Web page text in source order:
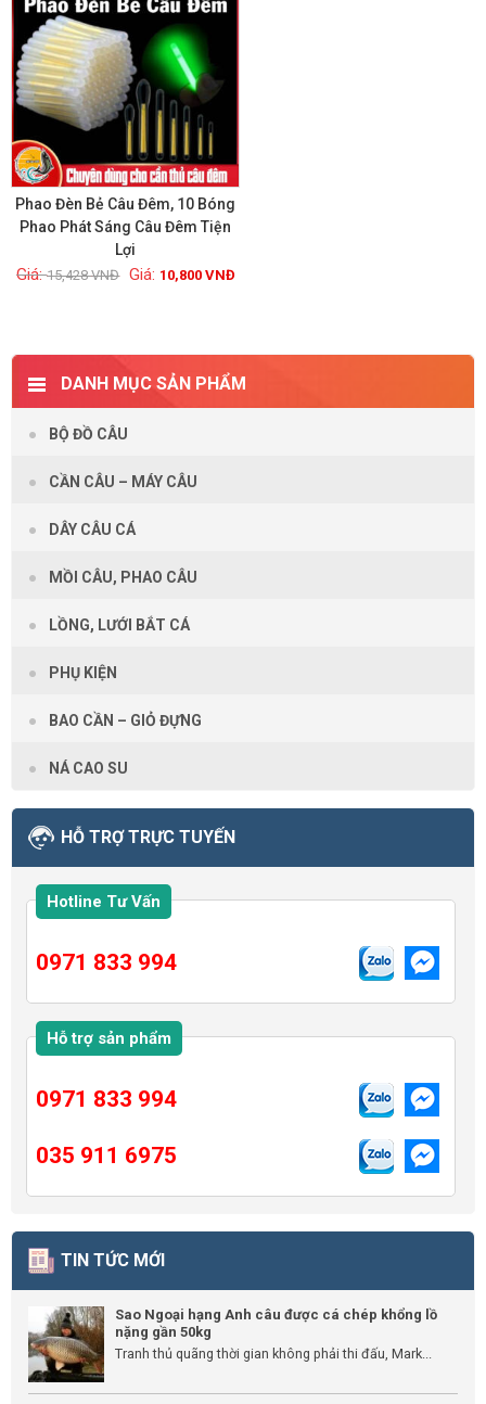
Xem chi tiết
Phao Đèn Bẻ Câu Đêm, 10 Bóng
Phao Phát Sáng Câu Đêm Tiện
Lợi
15,428VNĐ 10,800VNĐ
DANH MỤC SẢN PHẨM
BỘ ĐỒ CÂU
CẦN CÂU – MÁY CÂU
DÂY CÂU CÁ
MỒI CÂU, PHAO CÂU
LỒNG, LƯỚI BẮT CÁ
PHỤ KIỆN
BAO CẦN – GIỎ ĐỰNG
NÁ CAO SU
HỖ TRỢ TRỰC TUYẾN
Hotline Tư Vấn
0971 833 994
Hỗ trợ sản phẩm
0971 833 994
035 911 6975
TIN TỨC MỚI
Sao Ngoại hạng Anh câu được cá chép khổng lồ
nặng gần 50kg
Tranh thủ quãng thời gian không phải thi đấu, Mark...